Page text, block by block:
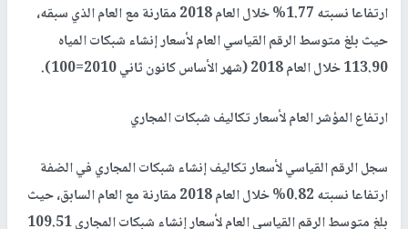
ارتفاعا نسبته 1.77% خلال العام 2018 مقارنة مع العام الذي سبقه،
حيث بلغ متوسط الرقم القياسي العام لأسعار إنشاء شبكات المياه
113.90 خلال العام 2018 (شهر الأساس كانون ثاني 2010=100).
ارتفاع المؤشر العام لأسعار تكاليف شبكات المجاري
سجل الرقم القياسي لأسعار تكاليف إنشاء شبكات المجاري في الضفة
ارتفاعا نسبته 0.82% خلال العام 2018 مقارنة مع العام السابق، حيث
بلغ متوسط الرقم القياسي العام لأسعار إنشاء شبكات المجاري 109.51